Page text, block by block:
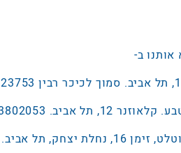
ב-
תל אביב. ‭073-3802053
יצחק, תל אביב.